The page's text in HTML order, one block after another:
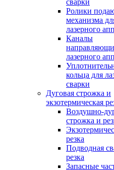
сварки
Ролики
механизма
лазерного
Каналы
лазерного
кольца для
сварки
Дуговая строжка и
экзотермическая
Воздушно-
строжка и
резка
Подводная
резка
Запасные